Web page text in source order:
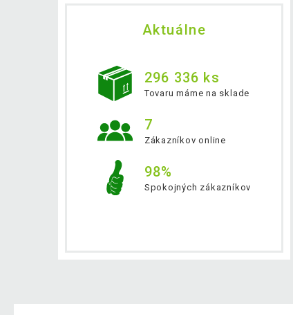
Aktuálne
296 336 ks
Tovaru máme na sklade
7
Zákazníkov online
98%
Spokojných zákazníkov